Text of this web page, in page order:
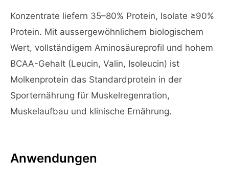
Konzentrate liefern 35–80% Protein, Isolate ≥90%
Protein. Mit aussergewöhnlichem biologischem
Wert, vollständigem Aminosäureprofil und hohem
BCAA-Gehalt (Leucin, Valin, Isoleucin) ist
Molkenprotein das Standardprotein in der
Sporternährung für Muskelregenration,
Muskelaufbau und klinische Ernährung.
Anwendungen